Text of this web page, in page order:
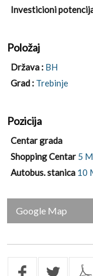
Investicioni
Položaj
Država : BH
Grad : Trebinje
Pozicija
Centar grada
Shopping Centar 5
Autobus. stanica 10
Google Map